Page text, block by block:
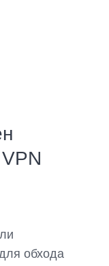
обхода